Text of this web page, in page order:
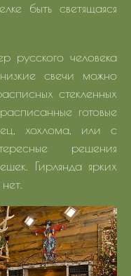
быть светящаяся
русского человека
свечи можно
стекленных
готовые
хохлома, или с
решения
Гирлянда ярких